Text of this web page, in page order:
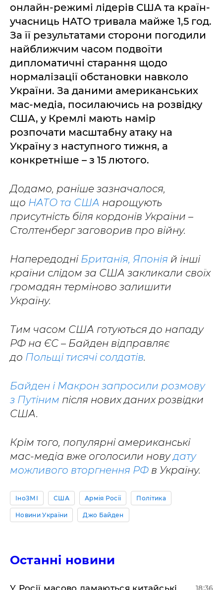
онлайн-режимі лідерів США та країн-
учасниць НАТО тривала майже 1,5 год.
За її результатами сторони погодили
найближчим часом подвоїти
дипломатичні старання щодо
нормалізації обстановки навколо
України. За даними американських
мас-медіа, посилаючись на розвідку
США, у Кремлі мають намір
розпочати масштабну атаку на
Україну з наступного тижня, а
конкретніше – з 15 лютого.
Додамо, раніше зазначалося,
що НАТО та США нарощують
присутність біля кордонів України –
Столтенберг заговорив про війну.
Напередодні Британія, Японія й інші
країни слідом за США закликали своїх
громадян терміново залишити
Україну.
Тим часом США готуються до нападу
РФ на ЄС – Байден відправляє
до Польщі тисячі солдатів.
Байден і Макрон запросили розмову
з Путіним після нових даних розвідки
США.
Крім того, популярні американські
мас-медіа вже оголосили новудату
можливого вторгнення РФ в Україну.
ІноЗМІ США Армія Росії Політика
Новини України Джо Байден
Останні новини
У Росії масово ламаються китайські 18:36